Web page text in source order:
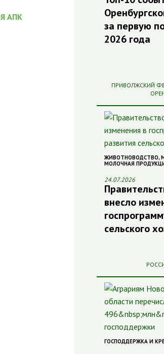
АПК
за первую
2026 года
ПРИВОЛЖСКИЙ
ЖИВОТНОВОДСТВО,
МОЛОЧНАЯ
24.07.2026
внесло
сельского
ГОСПОДДЕРЖКА И